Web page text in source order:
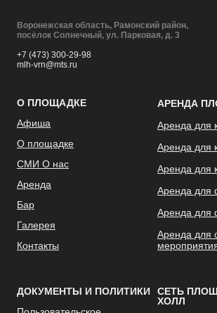
Воронежская область, Рамонский район,
посёлок Солнечный, ул. Парковая, д. 3
+7 (473) 300-29-98
mlh-vrn@mts.ru
О ПЛОЩАДКЕ
Афиша
О площадке
СМИ О нас
Аренда
Бар
Галерея
Контакты
АРЕНДА
Аренда для
Аренда для
Аренда для
Аренда для
Аренда для
Аренда для
ДОКУМЕНТЫ И ПОЛИТИКИ
СЕТЬ
ХОЛЛ